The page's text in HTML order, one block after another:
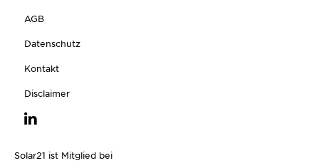
AGB
Datenschutz
Kontakt
Disclaimer
Solar21 ist Mitglied bei